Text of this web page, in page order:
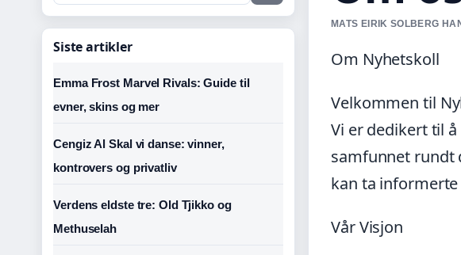
MATS EIRIK SOLBERG
Om Nyhetskoll
Velkommen til
Vi er dedikert til
samfunnet rundt
kan ta
Vår Visjon
Siste artikler
Emma Frost Marvel Rivals: Guide til
evner, skins og mer
Cengiz Al Skal vi danse: vinner,
kontrovers og privatliv
Verdens eldste tre: Old Tjikko og
Methuselah